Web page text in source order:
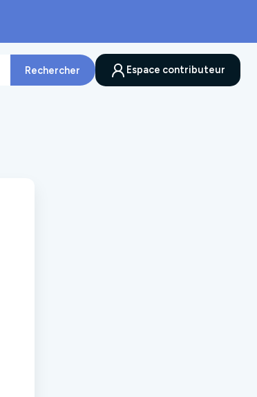
Rechercher
Espace contributeur